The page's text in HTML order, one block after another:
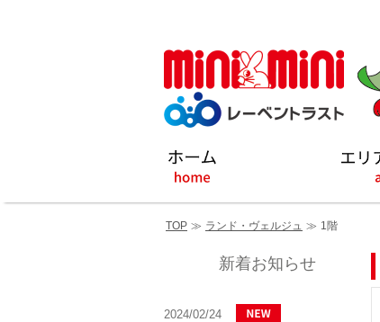
TOP ≫ ランド・ヴェルジュ ≫ 1階
新着お知らせ
2024/02/24